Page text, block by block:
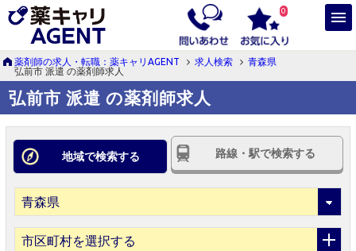
0
薬剤師の求人・転職：薬キャリAGENT 求人検索
青森県
弘前市 派遣 の薬剤師求人
弘前市 派遣 の薬剤師求人
地域で検索する 路線・駅で検索する
市区町村を選択する